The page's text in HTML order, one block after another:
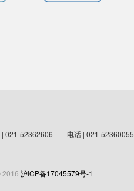
| 021-52362606 电话 | 021-52360055
2016 沪ICP备17045579号-1